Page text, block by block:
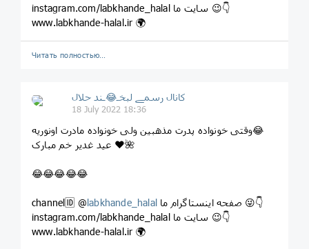
instagram.com/labkhande_halal سایت ما 😉👇
www.labkhande-halal.ir 🌍
Читать полностью…
کانال رسمے لبخـ😂ـند حلال
18 July 2022 18:36
وقتی خونواده پدرت مذهبین ولی خونواده مادرت اونوریه😂
عید غدیر خم مبارک ❤️🌺
😂😂😂😂😂
channel🆔 @labkhande_halal
instagram.com/labkhande_halal سایت ما 😉👇
www.labkhande-halal.ir 🌍